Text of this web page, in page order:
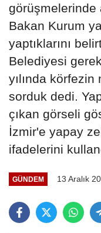
görüşmelerinde
Bakan Kurum
yaptıklarını
Belediyesi
yılında körfezin
sorduk dedi.
çıkan görseli
İzmir'e yapay
ifadelerini
GÜNDEM 13 Aralık